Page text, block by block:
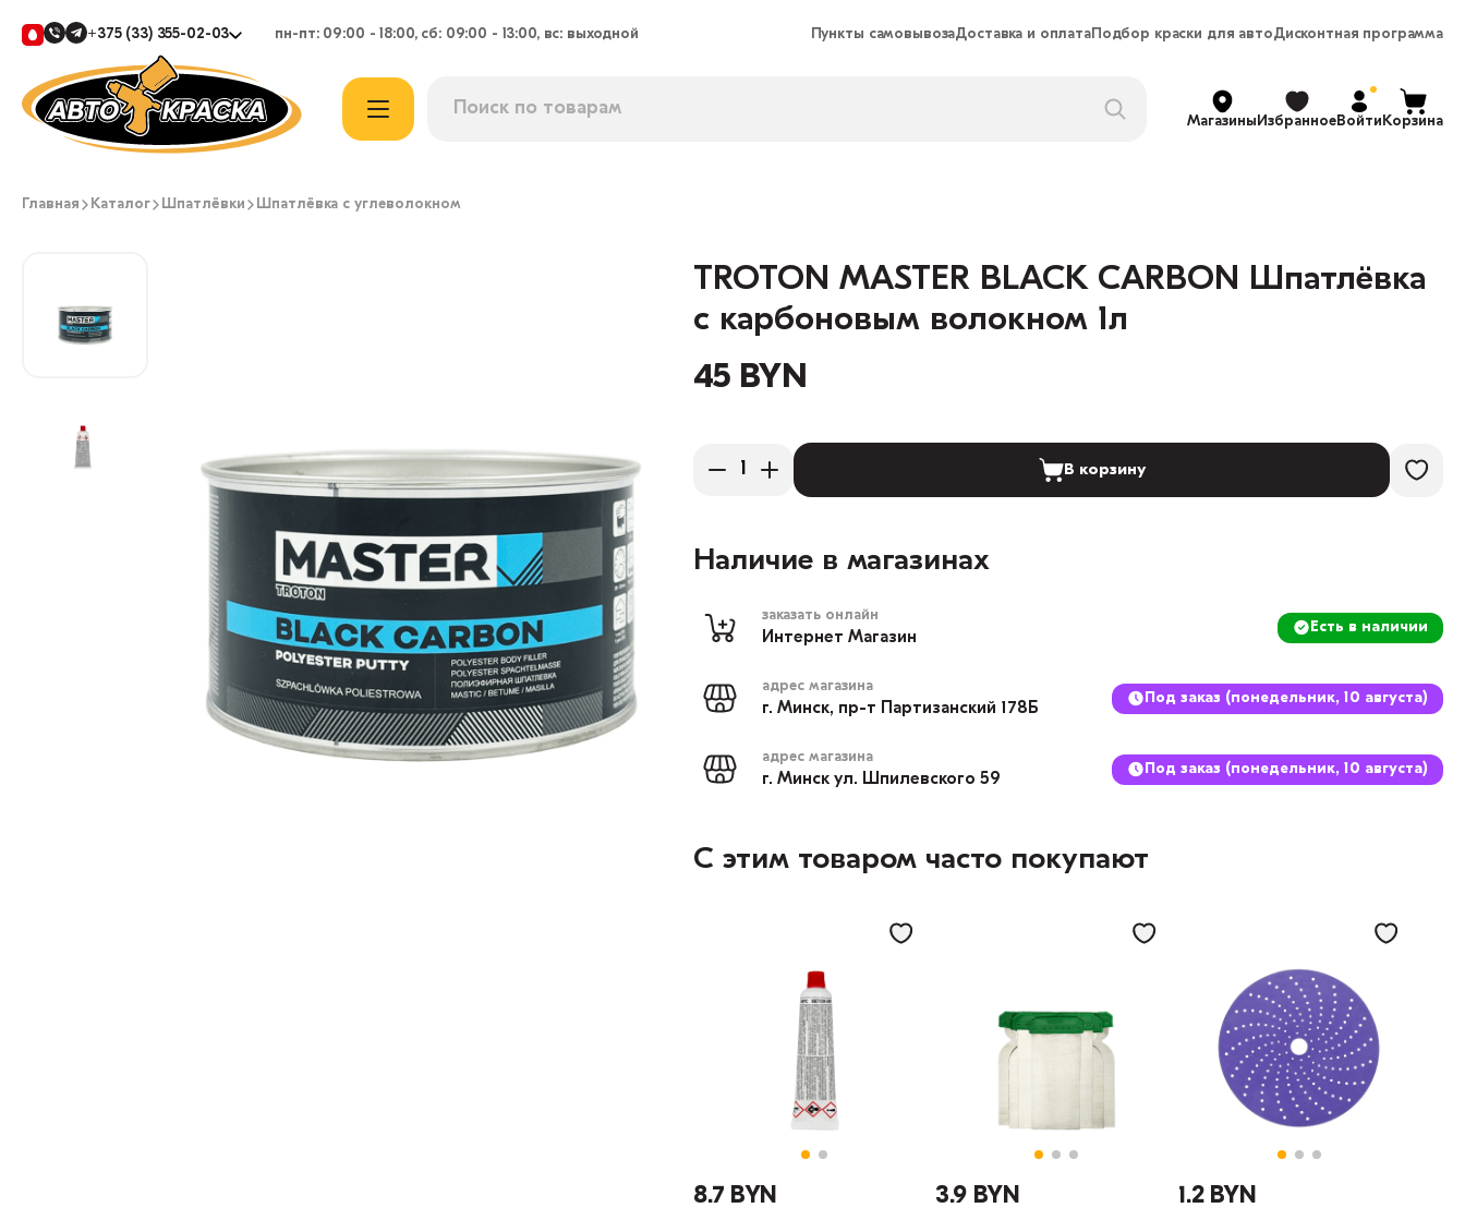
+375 (33) 355-02-03 пн-пт: 09:00 - 18:00, сб: 09:00 - 13:00, вс: выходной Пункты самовывозаДоставка и оплатаПодбор краски для автоДисконтная программа
МагазиныИзбранноеВойтиКорзина
Главная Каталог Шпатлёвки Шпатлёвка с углеволокном
TROTON MASTER BLACK CARBON Шпатлёвка
с карбоновым волокном 1л
45 BYN
В корзину
Наличие в магазинах
заказать онлайн
Интернет Магазин
Есть в наличии
адрес магазина
г. Минск, пр-т Партизанский 178Б
Под заказ (понедельник, 10 августа)
адрес магазина
г. Минск ул. Шпилевского 59
Под заказ (понедельник, 10 августа)
С этим товаром часто покупают
8.7 BYN 3.9 BYN 1.2 BYN